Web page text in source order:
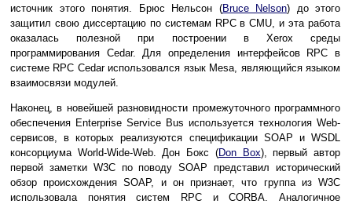
источник этого понятия. Брюс Нельсон (Bruce Nelson) до этого
защитил свою диссертацию по системам RPC в CMU, и эта работа
оказалась полезной при построении в Xerox среды
программирования Cedar. Для определения интерфейсов RPC в
системе RPC Cedar использовался язык Mesa, являющийся языком
взаимосвязи модулей.
Наконец, в новейшей разновидности промежуточного программного
обеспечения Enterprise Service Bus используется технология Web-
сервисов, в которых реализуются спецификации SOAP и WSDL
консорциума World-Wide-Web. Дон Бокс (Don Box), первый автор
первой заметки W3C по поводу SOAP представил исторический
обзор происхождения SOAP, и он признает, что группа из W3C
использовала понятия систем RPC и CORBA. Аналогичное